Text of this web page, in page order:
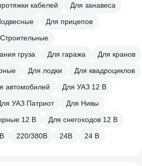
кабелей
Для занавеса
Для прицепов
Строительные
груза
Для гаража
Для кранов
Для лодки
Для квадроциклов
автомобилей
Для УАЗ 12 В
УАЗ Патриот
Для Нивы
12 В
Для снегоходов 12 В
220/380В 24В 24 В